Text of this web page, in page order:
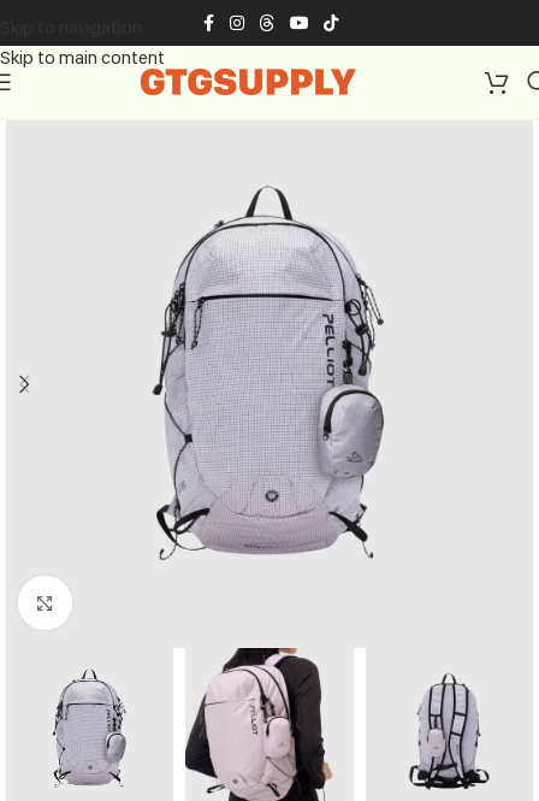
Skip to main content
Click to enlarge